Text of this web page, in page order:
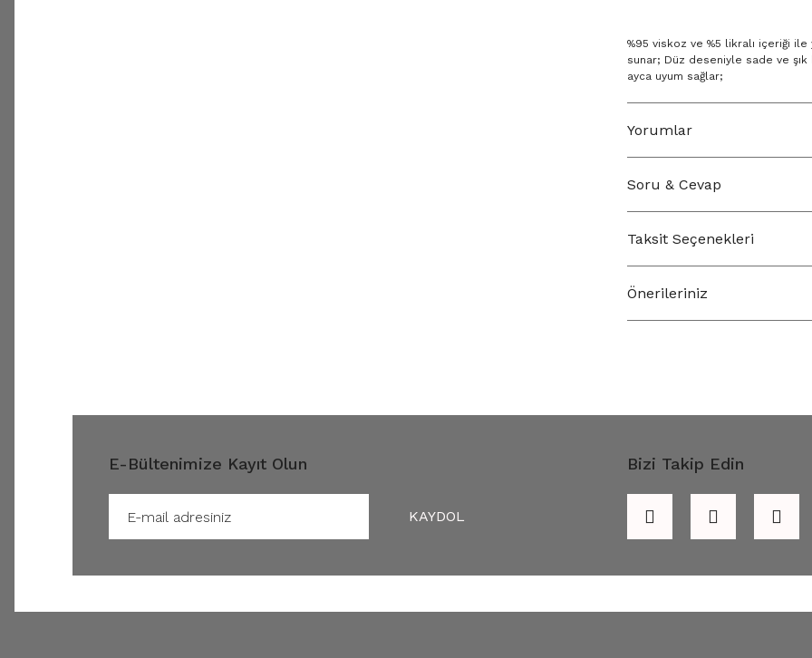
%95 viskoz ve %5 likralı içeriği
sunar; Düz deseniyle sade ve
ayca uyum sağlar;
Yorumlar
Soru & Cevap
Taksit Seçenekleri
Önerileriniz
E-Bültenimize Kayıt Olun
KAYDOL
Bizi Takip Edin